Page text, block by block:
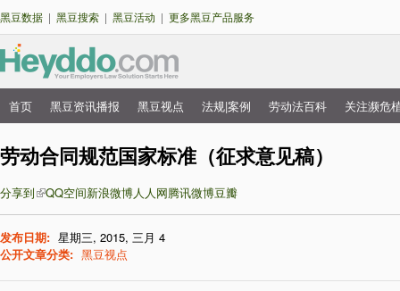
转
要
内
黑豆数据 | 黑豆搜索 | 黑豆活动 | 更多黑豆产品服务
主
菜
单
首页 黑豆资讯播报 黑豆视点 法规|案例 劳动法百科 关注濒危
劳动合同规范国家标准（征求意见稿）
分享到 QQ空间新浪微博人人网腾讯微博豆瓣
发布日期: 星期三, 2015, 三月 4
公开文章分类: 黑豆视点